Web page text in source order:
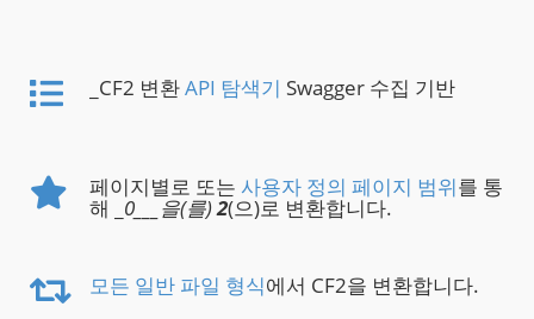
_CF2 변환API 탐색기 Swagger 수집 기반
페이지별로 또는 사용자 정의 페이지 범위를 통
해 _ 0___을(를)2(으)로 변환합니다.
모든 일반 파일 형식에서 CF2을 변환합니다.